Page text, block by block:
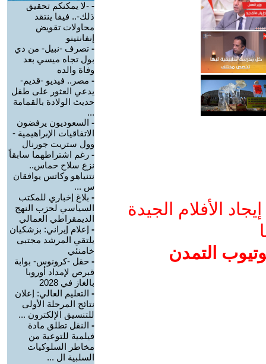
الأفلام الجيدة
التمدن
- -لا يمكنكم تحقيق
ذلك-.. فيفا ينتقد
محاولات تقويض
إنفانتينو
- تصرف -نبيل- من دي
بول تجاه ميسي بعد
وفاة والده
- مصر.. فيديو -قديم-
يدعي العثور على طفل
حديث الولادة بالقمامة
...
- السعوديون يرفضون
الاتفاقيات الإبراهيمية -
وول ستريت جورنال
- رغم اشتراطهما سابقاً
نزع سلاح حماس..
نتنياهو وكاتس يوافقان
س ...
- بلاغ إخباري للمكتب
السياسي لحزب النهج
الديمقراطي العمالي
- إعلام إيراني: بزشكيان
يلتقي المرشد مجتبى
خامنئي
- حقل -كرونوس- بوابة
قبرص لإمداد أوروبا
بالغاز في 2028
- التعليم العالي: إعلان
نتائج المرحلة الأولى
للتنسيق الإلكترون ...
- النقل تطلق مادة
فيلمية للتوعية من
مخاطر السلوكيات
السلبية ال ...